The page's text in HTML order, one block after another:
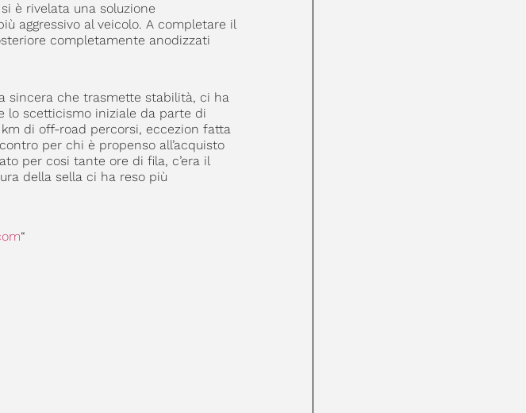
è rivelata una soluzione
aggressivo al veicolo. A completare il
completamente anodizzati
sincera che trasmette stabilità, ci ha
lo scetticismo iniziale da parte di
di off-road percorsi, eccezion fatta
per chi è propenso all’acquisto
per cosi tante ore di fila, c’era il
della sella ci ha reso più
“